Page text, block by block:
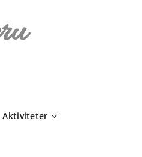
Aktiviteter